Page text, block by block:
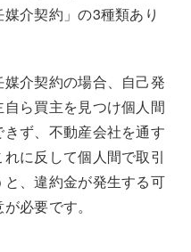
介契約」の3種類あり
介契約の場合、自己発
ら買主を見つけ個人間
ず、不動産会社を通す
に反して個人間で取引
、違約金が発生する可
必要です。